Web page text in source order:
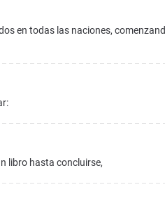
en todas las naciones,
libro hasta concluirse,